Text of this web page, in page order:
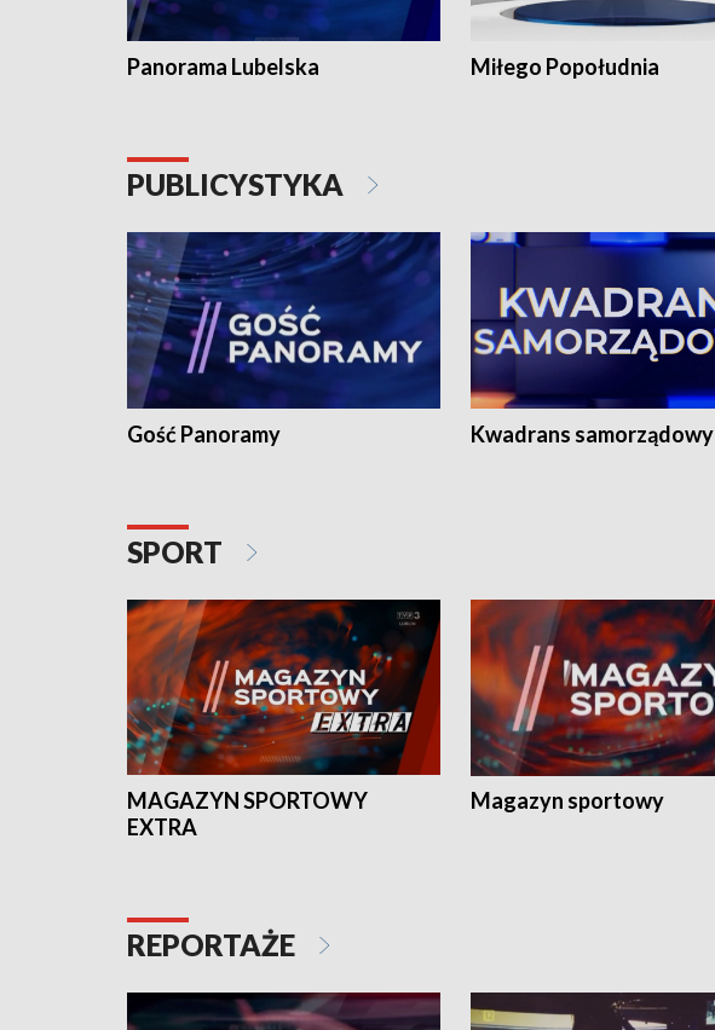
Panorama Lubelska Miłego Popołudnia
PUBLICYSTYKA
Gość Panoramy Kwadrans samorządowy
SPORT
MAGAZYN SPORTOWY
EXTRA
Magazyn sportowy
REPORTAŻE